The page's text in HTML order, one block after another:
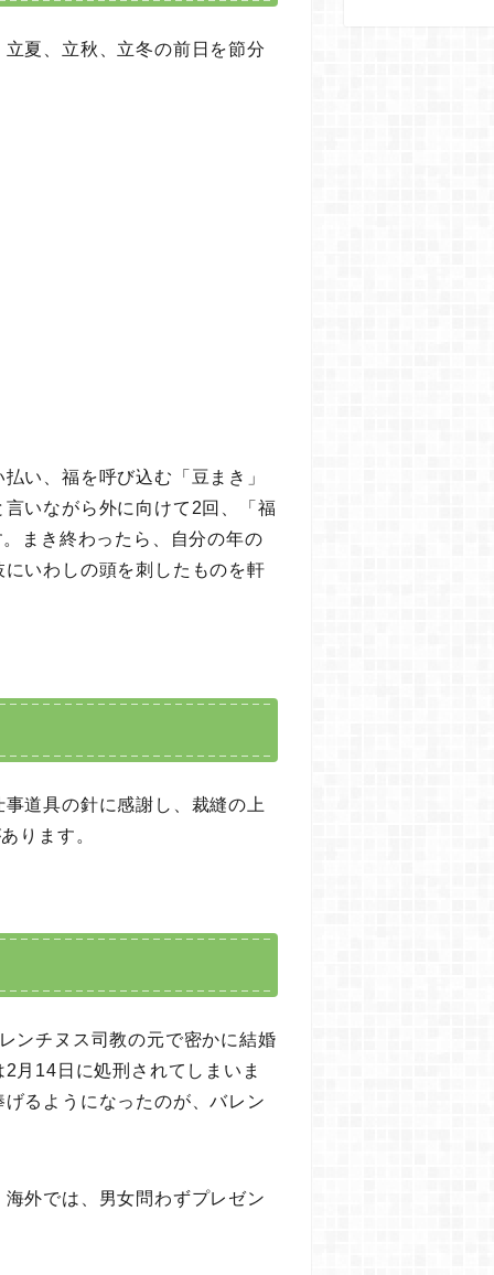
夏、立秋、立冬の前日を節分
い、福を呼び込む「豆まき」
いながら外に向けて2回、「福
まき終わったら、自分の年の
いわしの頭を刺したものを軒
道具の針に感謝し、裁縫の上
ります。
ンチヌス司教の元で密かに結婚
月14日に処刑されてしまいま
るようになったのが、バレン
外では、男女問わずプレゼン